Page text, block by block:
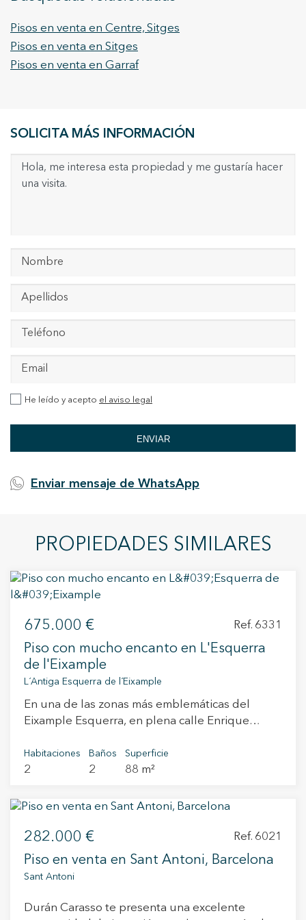
Pisos en venta en Centre, Sitges
Pisos en venta en Sitges
Pisos en venta en Garraf
SOLICITA MÁS INFORMACIÓN
He leído y acepto el aviso legal
ENVIAR
Enviar mensaje de WhatsApp
PROPIEDADES SIMILARES
675.000 € Ref. 6331
Piso con mucho encanto en L'Esquerra
de l'Eixample
L´Antiga Esquerra de l´Eixample
En una de las zonas más emblemáticas del
Eixample Esquerra, en plena calle Enrique
de 82 m² situada en una finca clásica del año
1900. Se trata de una propiedad con gran
elementos originales, como los suelos
en pleno corazón de Barcelona y en una calle
semi peatonal. La vivienda ofrece una
distribución muy equilibrada y funcional. La
comedor, caracterizado por sus techos altos con
Habitaciones
2
Baños
2
Superficie
88 m²
282.000 € Ref. 6021
Piso en venta en Sant Antoni, Barcelona
Sant Antoni
Durán Carasso te presenta una excelente